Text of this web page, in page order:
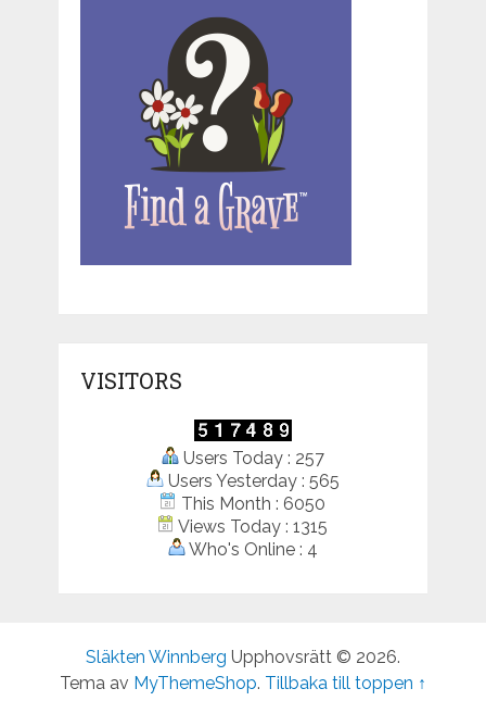
VISITORS
Users Today : 257
Users Yesterday : 565
This Month : 6050
Views Today : 1315
Who's Online : 4
Släkten Winnberg Upphovsrätt © 2026.
Tema av MyThemeShop. Tillbaka till toppen ↑